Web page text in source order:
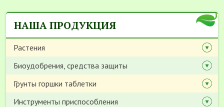
НАША ПРОДУКЦИЯ
Растения
Биоудобрения, средства защиты
Грунты горшки таблетки
Инструменты приспособления